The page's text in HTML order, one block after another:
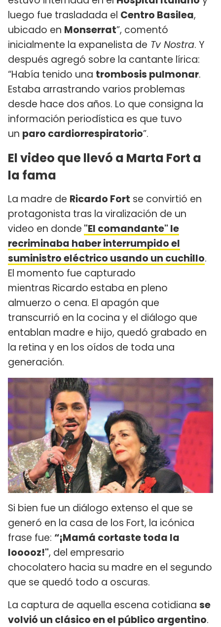
luego fue trasladada el Centro Basilea,
ubicado en Monserrat”, comentó
inicialmente la expanelista de Tv Nostra. Y
después agregó sobre la cantante lírica:
“Había tenido una trombosis pulmonar.
Estaba arrastrando varios problemas
desde hace dos años. Lo que consigna la
información periodística es que tuvo
un paro cardiorrespiratorio”.
El video que llevó a Marta Fort a
la fama
La madre de Ricardo Fort se convirtió en
protagonista tras la viralización de un
video en donde "El comandante" le
recriminaba haber interrumpido el
suministro eléctrico usando un cuchillo.
El momento fue capturado
mientras Ricardo estaba en pleno
almuerzo o cena. El apagón que
transcurrió en la cocina y el diálogo que
entablan madre e hijo, quedó grabado en
la retina y en los oídos de toda una
generación.
Si bien fue un diálogo extenso el que se
generó en la casa de los Fort, la icónica
frase fue: “¡Mamá cortaste toda la
looooz!", del empresario
chocolatero hacia su madre en el segundo
que se quedó todo a oscuras.
La captura de aquella escena cotidiana se
volvió un clásico en el público argentino.